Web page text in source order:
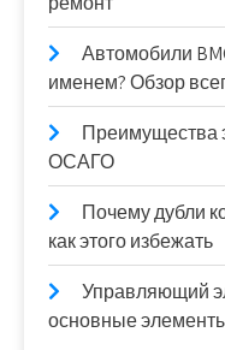
Автомобили
именем? Обзор
Преимущества
ОСАГО
Почему дубли
как этого избежать
Управляющий
основные